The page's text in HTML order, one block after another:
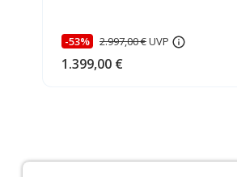
-53% 2.997,00 €UVP
1.399,00 €